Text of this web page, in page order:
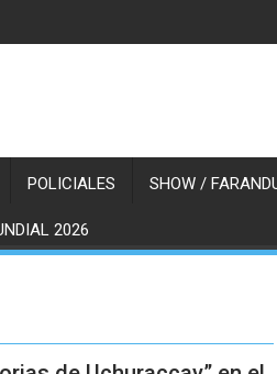
POLICIALES SHOW /
2026